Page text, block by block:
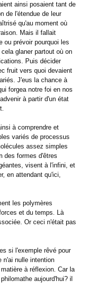
ainsi posaient tant de
de l'étendue de leur
qu'au moment où
Mais il fallait
ou prévoir pourquoi les
glaner partout où on
Puis décider
fruit vers quoi devaient
J'eus la chance à
forgea notre foi en nos
à partir d'un état
à comprendre et
variés de processus
assez simples
des formes d'êtres
visent à l'infini, et
en attendant qu'ici,
les polymères
et du temps. Là
Or ceci n'était pas
si l'exemple rêvé pour
n'ai nulle intention
à réflexion. Car la
aujourd'hui? il